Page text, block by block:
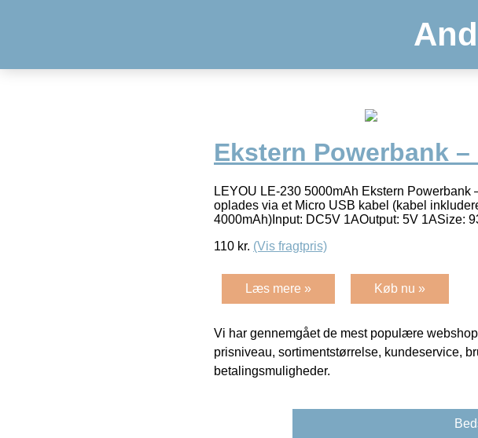
Ekstern Powerbank –
LEYOU LE-230 5000mAh Ekstern
oplades via et Micro USB kabel (kabel
4000mAh)Input: DC5V 1AOutput: 5V 1ASize:
110 kr. (Vis fragtpris)
Læs mere » Køb nu »
Vi har gennemgået de mest populære
prisniveau, sortimentstørrelse, kundeservice,
betalingsmuligheder.